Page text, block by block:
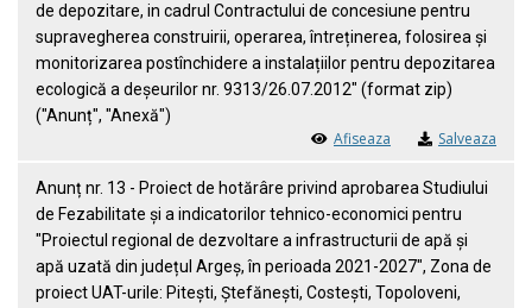
de depozitare, in cadrul Contractului de concesiune pentru
supravegherea construirii, operarea, întreținerea, folosirea și
monitorizarea postînchidere a instalațiilor pentru depozitarea
ecologică a deșeurilor nr. 9313/26.07.2012" (format zip)
("Anunț", "Anexă")
Afiseaza Salveaza
Anunț nr. 13 - Proiect de hotărâre privind aprobarea Studiului
de Fezabilitate și a indicatorilor tehnico-economici pentru
"Proiectul regional de dezvoltare a infrastructurii de apă și
apă uzată din județul Argeș, în perioada 2021-2027", Zona de
proiect UAT-urile: Pitești, Ștefănești, Costești, Topoloveni,